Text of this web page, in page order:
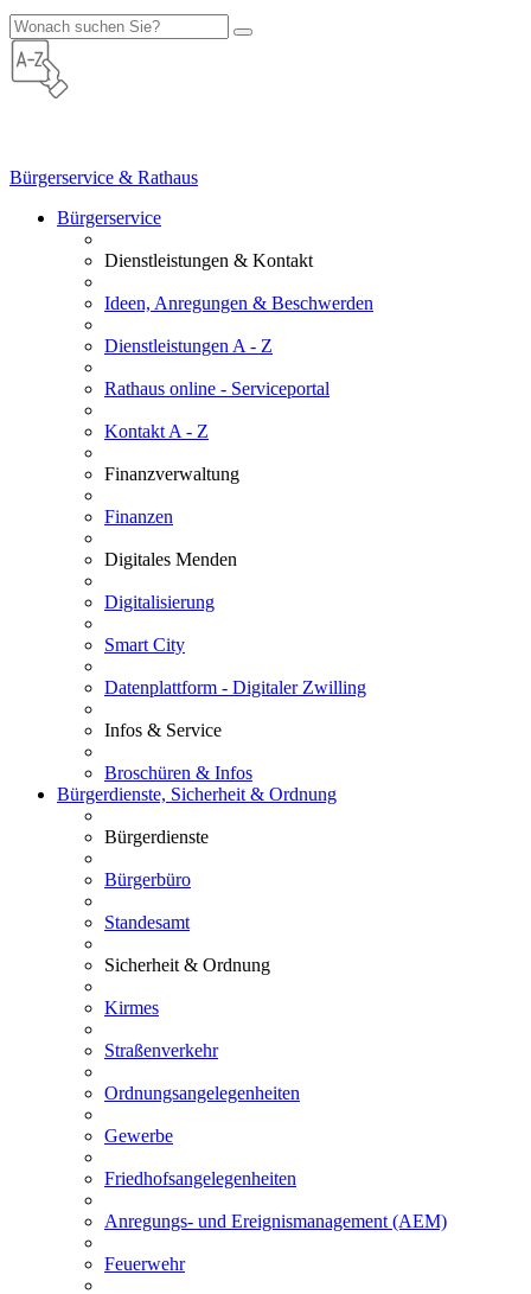
Bürgerservice & Rathaus
Bürgerservice
Dienstleistungen & Kontakt
Ideen, Anregungen & Beschwerden
Dienstleistungen A - Z
Rathaus online - Serviceportal
Kontakt A - Z
Finanzverwaltung
Finanzen
Digitales Menden
Digitalisierung
Smart City
Datenplattform - Digitaler Zwilling
Infos & Service
Broschüren & Infos
Bürgerdienste, Sicherheit & Ordnung
Bürgerdienste
Bürgerbüro
Standesamt
Sicherheit & Ordnung
Kirmes
Straßenverkehr
Ordnungsangelegenheiten
Gewerbe
Friedhofsangelegenheiten
Anregungs- und Ereignismanagement (AEM)
Feuerwehr